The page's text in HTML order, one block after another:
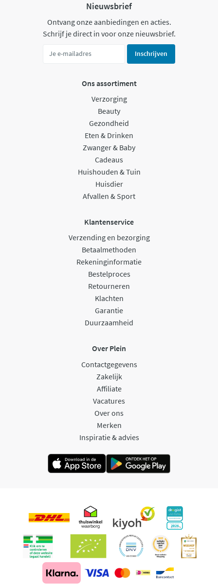
Nieuwsbrief
Ontvang onze aanbiedingen en acties.
Schrijf je direct in voor onze nieuwsbrief.
Inschrijven
Ons assortiment
Verzorging
Beauty
Gezondheid
Eten & Drinken
Zwanger & Baby
Cadeaus
Huishouden & Tuin
Huisdier
Afvallen & Sport
Klantenservice
Verzending en bezorging
Betaalmethoden
Rekeninginformatie
Bestelproces
Retourneren
Klachten
Garantie
Duurzaamheid
Over Plein
Contactgegevens
Zakelijk
Affiliate
Vacatures
Over ons
Merken
Inspiratie & advies